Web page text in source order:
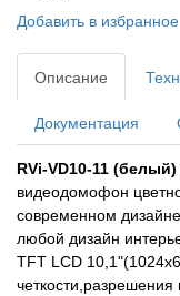
Добавить в избранное
Описание
Документация
RVi-VD10-11 (белый)
видеодомофон
современном
любой дизайн
TFT LCD